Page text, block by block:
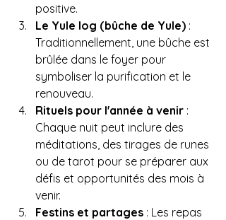
positive.
Le Yule log (bûche de Yule) :
Traditionnellement, une bûche est
brûlée dans le foyer pour
symboliser la purification et le
renouveau.
Rituels pour l'année à venir :
Chaque nuit peut inclure des
méditations, des tirages de runes
ou de tarot pour se préparer aux
défis et opportunités des mois à
venir.
Festins et partages : Les repas